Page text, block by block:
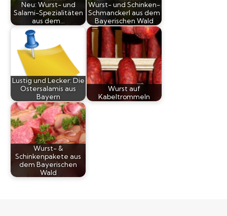
Neu: Wurst- und
Salami-Spezialitäten
aus dem…
Wurst- und Schinken-
Schmanckerl aus dem
Bayerischen Wald
Lustig und Lecker: Die
Ostersalamis aus
Bayern
Wurst auf
Kabeltrommeln
Wurst- &
Schinkenpakete aus
dem Bayerischen
Wald